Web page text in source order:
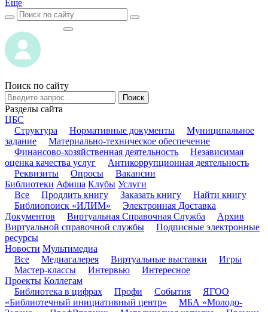
Еще
Поиск по сайту
Поиск
Разделы сайта
ЦБС
Структура
Нормативные документы
Муниципальное
задание
Материально-техническое обеспечение
Финансово-хозяйственная деятельность
Независимая
оценка качества услуг
Антикоррупционная деятельность
Реквизиты
Опросы
Вакансии
Библиотеки Афиша Клубы Услуги
Все
Продлить книгу Заказать книгу
Найти книгу
Библиопоиск «ИЛИМ»
Электронная Доставка
Документов
Виртуальная Справочная Служба
Архив
Виртуальной справочной службы
Подписные электронные
ресурсы
Новости Мультимедиа
Все
Медиагалерея Виртуальные выставки
Игры
Мастер-классы
Интервью
Интересное
Проекты Коллегам
Библиотека в цифрах
Профи События
ЯГОО
«Библиотечный инициативный центр»
МБА «Молодо-